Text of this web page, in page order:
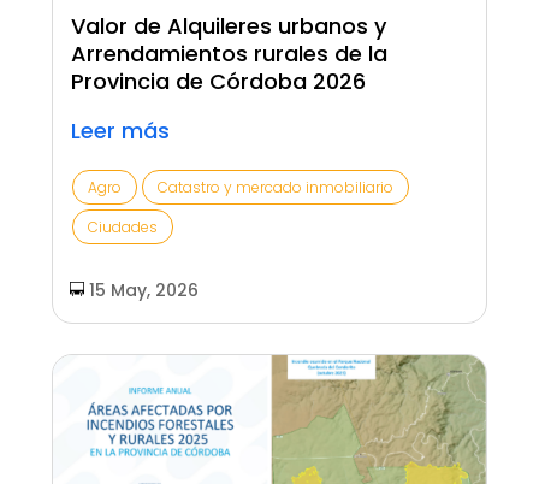
Valor de Alquileres urbanos y
Arrendamientos rurales de la
Provincia de Córdoba 2026
Leer más
Agro
Catastro y mercado inmobiliario
Ciudades
15 May, 2026